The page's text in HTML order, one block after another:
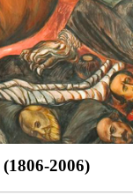
2006)